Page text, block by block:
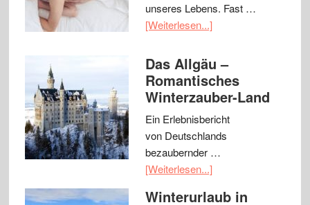
unseres Lebens. Fast …
[Weiterlesen...]
Das Allgäu –
Romantisches
Winterzauber-Land
Ein Erlebnisbericht
von Deutschlands
bezaubernder …
[Weiterlesen...]
Winterurlaub in